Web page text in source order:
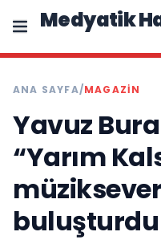
Medyatik
ANA SAYFA/MAGAZİN
Yavuz
“Yarım
buluşturdu